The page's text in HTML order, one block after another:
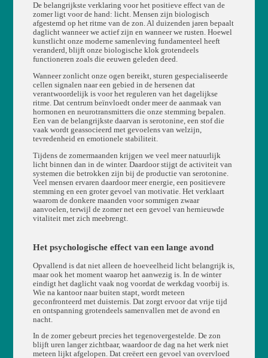
De belangrijkste verklaring voor het positieve effect van de
zomer ligt voor de hand: licht. Mensen zijn biologisch
afgestemd op het ritme van de zon. Al duizenden jaren bepaalt
daglicht wanneer we actief zijn en wanneer we rusten. Hoewel
kunstlicht onze moderne samenleving fundamenteel heeft
veranderd, blijft onze biologische klok grotendeels
functioneren zoals die eeuwen geleden deed.
Wanneer zonlicht onze ogen bereikt, sturen gespecialiseerde
cellen signalen naar een gebied in de hersenen dat
verantwoordelijk is voor het reguleren van het dagelijkse
ritme. Dat centrum beïnvloedt onder meer de aanmaak van
hormonen en neurotransmitters die onze stemming bepalen.
Een van de belangrijkste daarvan is serotonine, een stof die
vaak wordt geassocieerd met gevoelens van welzijn,
tevredenheid en emotionele stabiliteit.
Tijdens de zomermaanden krijgen we veel meer natuurlijk
licht binnen dan in de winter. Daardoor stijgt de activiteit van
systemen die betrokken zijn bij de productie van serotonine.
Veel mensen ervaren daardoor meer energie, een positievere
stemming en een groter gevoel van motivatie. Het verklaart
waarom de donkere maanden voor sommigen zwaar
aanvoelen, terwijl de zomer net een gevoel van hernieuwde
vitaliteit met zich meebrengt.
Het psychologische effect van een lange avond
Opvallend is dat niet alleen de hoeveelheid licht belangrijk is,
maar ook het moment waarop het aanwezig is. In de winter
eindigt het daglicht vaak nog voordat de werkdag voorbij is.
Wie na kantoor naar buiten stapt, wordt meteen
geconfronteerd met duisternis. Dat zorgt ervoor dat vrije tijd
en ontspanning grotendeels samenvallen met de avond en
nacht.
In de zomer gebeurt precies het tegenovergestelde. De zon
blijft uren langer zichtbaar, waardoor de dag na het werk niet
meteen lijkt afgelopen. Dat creëert een gevoel van overvloed